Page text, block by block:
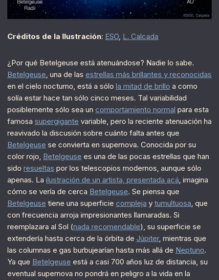
Créditos de la Ilustración: ESO, L. Calcada
¿Por qué Betelgeuse está atenuándose? Nadie lo sabe.
Betelgeuse, una de las estrellas más brillantes y reconocidas
en el cielo nocturno, está a sólo la mitad de brillo a como
solía estar hace tan sólo cinco meses. Tal variabilidad
posiblemente sólo sea un comportamiento normal para esta
famosa supergigante variable, pero la reciente atenuación ha
reavivado la discusión sobre cuánto falta antes que
Betelgeuse se convierta en supernova. Conocida por su
color rojo, Betelgeuse es una de las pocas estrellas que han
sido resueltas por los telescopios modernos, aunque sólo
apenas. La ilustración de un artista, presentada acá, imagina
cómo se vería de cerca Betelgeuse. Se piensa que
Betelgeuse tiene una superficie compleja y tumultuosa, que
con frecuencia arroja impresionantes llamaradas. Si
reemplazara al Sol (nada recomendable), su superficie se
extendería hasta cerca de la órbita de Júpiter, mientras que
las columnas e gas burbujearían hasta más allá de Neptuno.
Ya que Betelgeuse está a casi 700 años luz de distancia, su
eventual supernova no pondrá en peligro a la vida en la